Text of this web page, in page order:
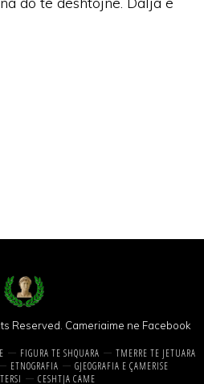
Reserved. Cameriaime ne Facebook
FIGURA TE SHQUARA
TMERRE TE JETUARA
ETNOGRAFIA
GJEOGRAFIA E ÇAMERISE
CESHTJA CAME